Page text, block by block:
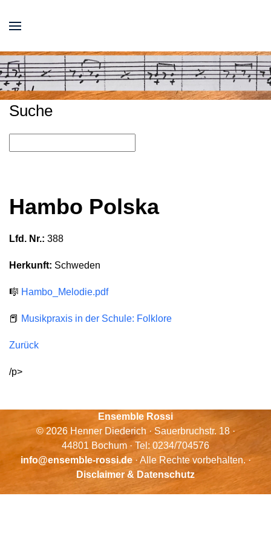
Suche
Hambo Polska
Lfd. Nr.: 388
Herkunft: Schweden
🎼 Hambo_Melodie.pdf
📕 Musikpraxis in der Schule: Folklore
Zurück
/p>
Ensemble Rossi
© 2026 Henner Diederich · Sauerbruchstr. 18 ·
44801 Bochum · Tel: 0234/704576
info@ensemble-rossi.de· Alle Rechte vorbehalten. ·
Disclaimer & Datenschutz